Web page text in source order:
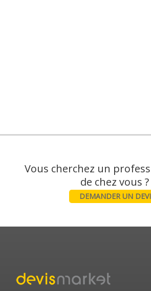
Vous cherchez un
DEMANDER UN